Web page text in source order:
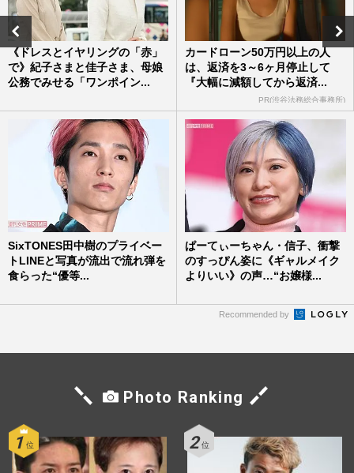
《ドレスとイヤリングの「赤」
で》紀子さまと佳子さま、母娘
公務でみせる「ワンポイン...
カードローン50万円以上の人
は、返済を3～6ヶ月停止して
『大幅に減額してから返済...
PR(渋谷法務総合事務所)
SixTONES田中樹のプライベー
トLINEと写真が流出で流れ弾を
食らった“優等...
ぱーてぃーちゃん・信子、衝撃
のすっぴん姿に《ギャルメイク
よりいい》の声…“お嬢様...
Recommended by
Photo Ranking